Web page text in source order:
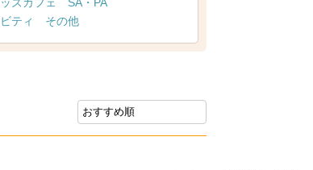
ティ その他